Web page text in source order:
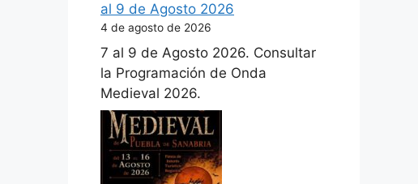
al 9 de Agosto 2026
4 de agosto de 2026
7 al 9 de Agosto 2026. Consultar
la Programación de Onda
Medieval 2026.